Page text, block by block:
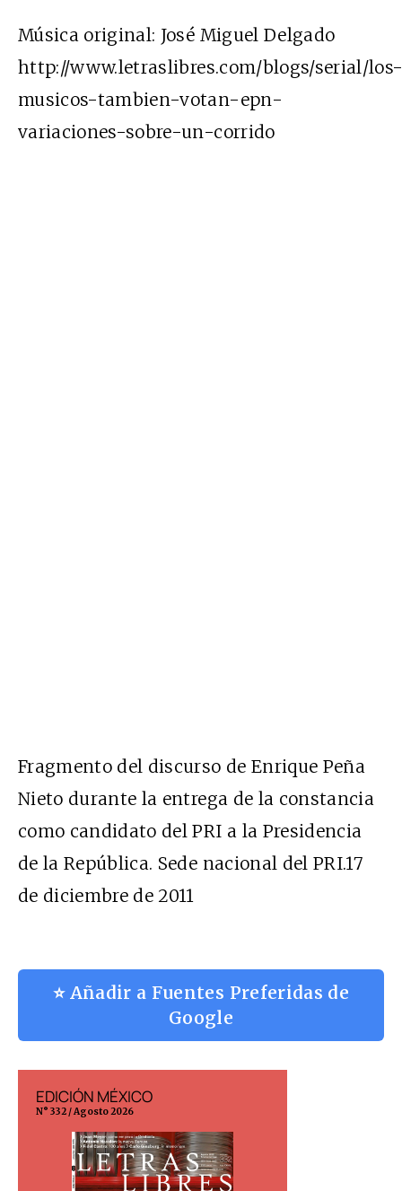
Música original: José Miguel Delgado
http://www.letraslibres.com/blogs/serial/
musicos-tambien-votan-epn-
variaciones-sobre-un-corrido
Fragmento del discurso de Enrique Peña
Nieto durante la entrega de la constancia
como candidato del PRI a la Presidencia
de la República. Sede nacional del PRI.17
de diciembre de 2011
⭐ Añadir a Fuentes Preferidas de
Google
EDICIÓN MÉXICO
N° 332 / Agosto 2026